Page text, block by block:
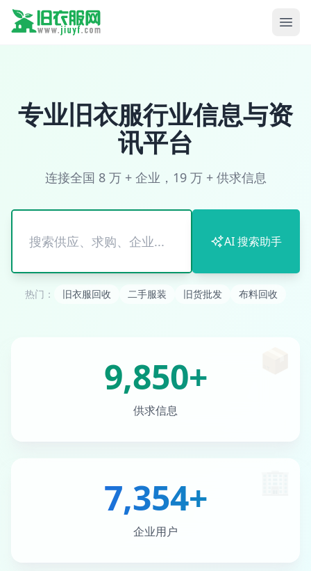
专业旧衣服行业信息与资
讯平台
连接全国 8 万 + 企业，19 万 + 供求信息
搜
索
AI 搜索助手
热门： 旧衣服回收 二手服装 旧货批发 布料回收
9,850+
供求信息
7,354+
企业用户